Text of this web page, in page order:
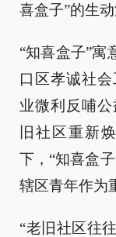
喜盒子”的生动
“知喜盒子”寓
口区孝诚社
业微利反哺
旧社区重新
下，“知喜盒
辖区青年作为
“老旧社区往